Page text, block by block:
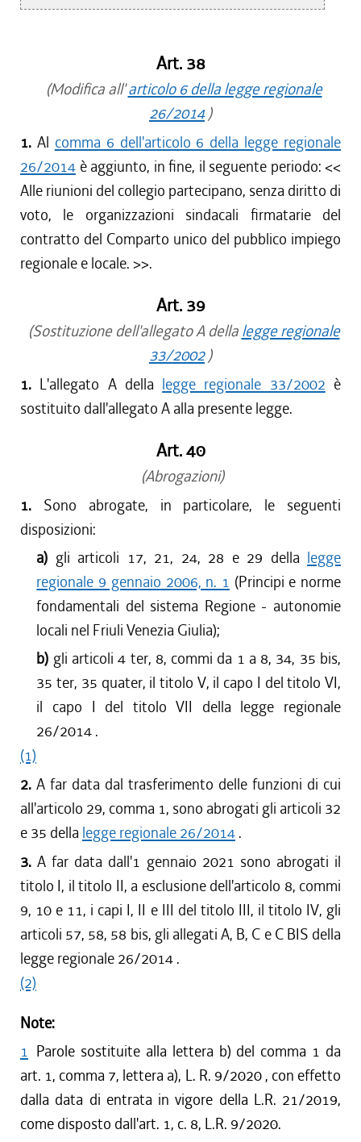
Art. 38
(Modifica all'articolo 6 della legge regionale
26/2014)
1. Al comma 6 dell'articolo 6 della legge regionale
26/2014 è aggiunto, in fine, il seguente periodo: <<
Alle riunioni del collegio partecipano, senza diritto di
voto, le organizzazioni sindacali firmatarie del
contratto del Comparto unico del pubblico impiego
regionale e locale. >>.
Art. 39
(Sostituzione dell'allegato A della legge regionale
33/2002)
1. L'allegato A della legge regionale 33/2002 è
sostituito dall'allegato A alla presente legge.
Art. 40
(Abrogazioni)
1. Sono abrogate, in particolare, le seguenti
disposizioni:
a) gli articoli 17, 21, 24, 28 e 29 della legge
regionale 9 gennaio 2006, n. 1 (Principi e norme
fondamentali del sistema Regione - autonomie
locali nel Friuli Venezia Giulia);
b) gli articoli 4 ter, 8, commi da 1 a 8, 34, 35 bis,
35 ter, 35 quater, il titolo V, il capo I del titolo VI,
il capo I del titolo VII della legge regionale
26/2014 .
(1)
2. A far data dal trasferimento delle funzioni di cui
all'articolo 29, comma 1, sono abrogati gli articoli 32
e 35 della legge regionale 26/2014 .
3.A far data dall'1 gennaio 2021 sono abrogati il
titolo I, il titolo II, a esclusione dell'articolo 8, commi
9, 10 e 11, i capi I, II e III del titolo III, il titolo IV, gli
articoli 57, 58, 58 bis, gli allegati A, B, C e C BIS della
legge regionale 26/2014 .
(2)
Note:
1 Parole sostituite alla lettera b) del comma 1 da
art. 1, comma 7, lettera a), L. R. 9/2020 , con effetto
dalla data di entrata in vigore della L.R. 21/2019,
come disposto dall'art. 1, c. 8, L.R. 9/2020.